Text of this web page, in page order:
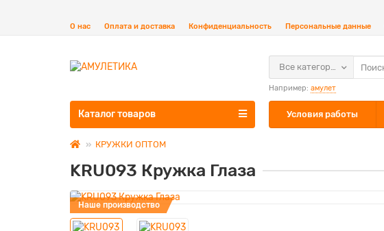
О нас
Оплата и доставка Конфиденциальность Персональные данные
Все категории
Например: амулет
Каталог товаров Условия работы
КРУЖКИ ОПТОМ
KRU093 Кружка Глаза
Наше производство